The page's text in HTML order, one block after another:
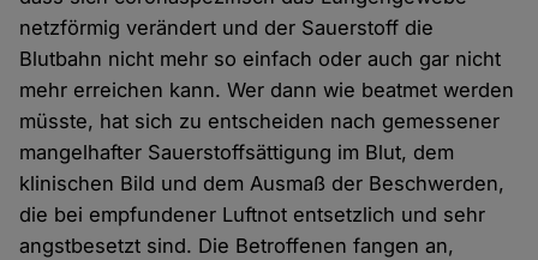
netzförmig verändert und der Sauerstoff die
Blutbahn nicht mehr so einfach oder auch gar nicht
mehr erreichen kann. Wer dann wie beatmet werden
müsste, hat sich zu entscheiden nach gemessener
mangelhafter Sauerstoffsättigung im Blut, dem
klinischen Bild und dem Ausmaß der Beschwerden,
die bei empfundener Luftnot entsetzlich und sehr
angstbesetzt sind. Die Betroffenen fangen an,